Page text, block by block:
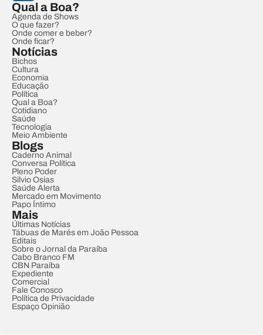
Qual a Boa?
Agenda de Shows
O que fazer?
Onde comer e beber?
Onde ficar?
Notícias
Bichos
Cultura
Economia
Educação
Política
Qual a Boa?
Cotidiano
Saúde
Tecnologia
Meio Ambiente
Blogs
Caderno Animal
Conversa Política
Pleno Poder
Sílvio Osias
Saúde Alerta
Mercado em Movimento
Papo Íntimo
Mais
Últimas Notícias
Tábuas de Marés em João Pessoa
Editais
Sobre o Jornal da Paraíba
Cabo Branco FM
CBN Paraíba
Expediente
Comercial
Fale Conosco
Política de Privacidade
Espaço Opinião